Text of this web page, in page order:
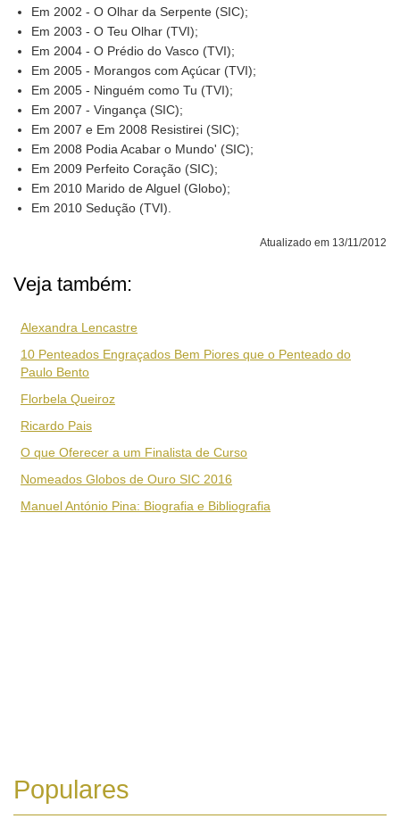
Em 2002 - O Olhar da Serpente (SIC);
Em 2003 - O Teu Olhar (TVI);
Em 2004 - O Prédio do Vasco (TVI);
Em 2005 - Morangos com Açúcar (TVI);
Em 2005 - Ninguém como Tu (TVI);
Em 2007 - Vingança (SIC);
Em 2007 e Em 2008 Resistirei (SIC);
Em 2008 Podia Acabar o Mundo' (SIC);
Em 2009 Perfeito Coração (SIC);
Em 2010 Marido de Alguel (Globo);
Em 2010 Sedução (TVI).
Atualizado em 13/11/2012
Veja também:
Alexandra Lencastre
10 Penteados Engraçados Bem Piores que o Penteado do
Paulo Bento
Florbela Queiroz
Ricardo Pais
O que Oferecer a um Finalista de Curso
Nomeados Globos de Ouro SIC 2016
Manuel António Pina: Biografia e Bibliografia
Populares